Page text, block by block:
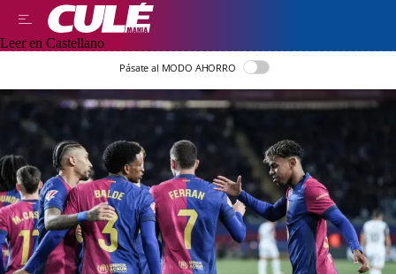
Leer en Castellano
Pásate al MODO AHORRO